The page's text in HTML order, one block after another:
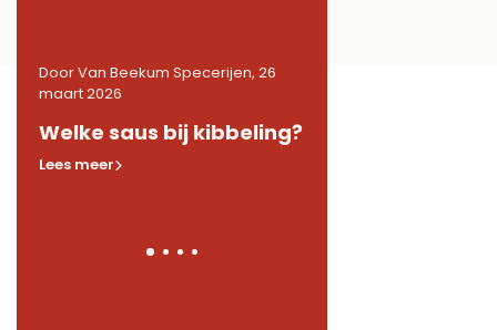
Door Van Beekum Specerijen, 26
maart 2026
Welke saus bij kibbeling?
Lees meer